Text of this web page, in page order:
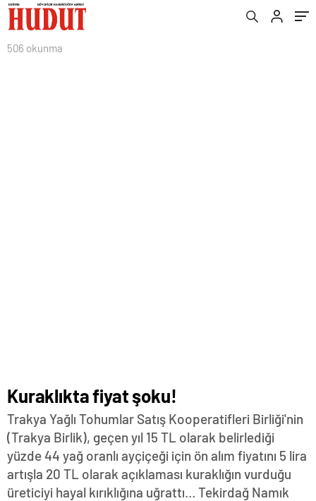
506 okunma
Kuraklıkta fiyat şoku!
Trakya Yağlı Tohumlar Satış Kooperatifleri Birliği'nin
(Trakya Birlik), geçen yıl 15 TL olarak belirlediği
yüzde 44 yağ oranlı ayçiçeği için ön alım fiyatını 5 lira
artışla 20 TL olarak açıklaması kuraklığın vurduğu
üreticiyi hayal kırıklığına uğrattı… Tekirdağ Namık